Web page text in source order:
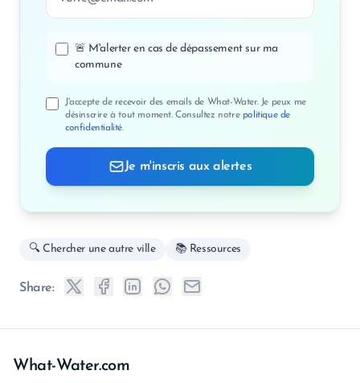
🚨 M'alerter en cas de dépassement sur ma
commune
J'accepte de recevoir des emails de What-Water. Je peux me
désinscrire à tout moment. Consultez notre politique de
confidentialité.
Je m'inscris aux alertes
🔍 Chercher une autre ville 📚 Ressources
Share:
What-Water.com